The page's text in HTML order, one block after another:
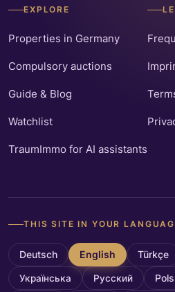
EXPLORE
Properties in Germany
Compulsory auctions
Guide & Blog
Watchlist
TraumImmo for AI assistants
THIS SITE IN YOUR
Deutsch English Türkçe
Українська Русский